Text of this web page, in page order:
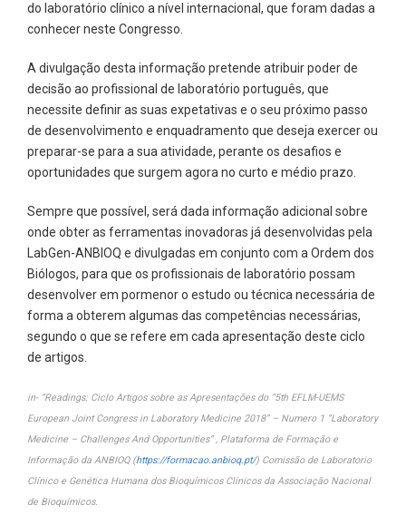
do laboratório clínico a nível internacional, que foram dadas a
conhecer neste Congresso.
A divulgação desta informação pretende atribuir poder de
decisão ao profissional de laboratório português, que
necessite definir as suas expetativas e o seu próximo passo
de desenvolvimento e enquadramento que deseja exercer ou
preparar-se para a sua atividade, perante os desafios e
oportunidades que surgem agora no curto e médio prazo.
Sempre que possível, será dada informação adicional sobre
onde obter as ferramentas inovadoras já desenvolvidas pela
LabGen-ANBIOQ e divulgadas em conjunto com a Ordem dos
Biólogos, para que os profissionais de laboratório possam
desenvolver em pormenor o estudo ou técnica necessária de
forma a obterem algumas das competências necessárias,
segundo o que se refere em cada apresentação deste ciclo
de artigos.
in- “Readings: Ciclo Artigos sobre as Apresentações do “5th EFLM-UEMS
European Joint Congress in Laboratory Medicine 2018” – Numero 1 “Laboratory
Medicine – Challenges And Opportunities” , Plataforma de Formação e
Informação da ANBIOQ (https://formacao.anbioq.pt/) Comissão de Laboratorio
Clínico e Genética Humana dos Bioquímicos Clínicos da Associação Nacional
de Bioquímicos.